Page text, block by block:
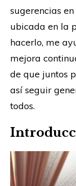
sugerencias
ubicada en la
hacerlo, me
mejora
de que juntos
así seguir
todos.